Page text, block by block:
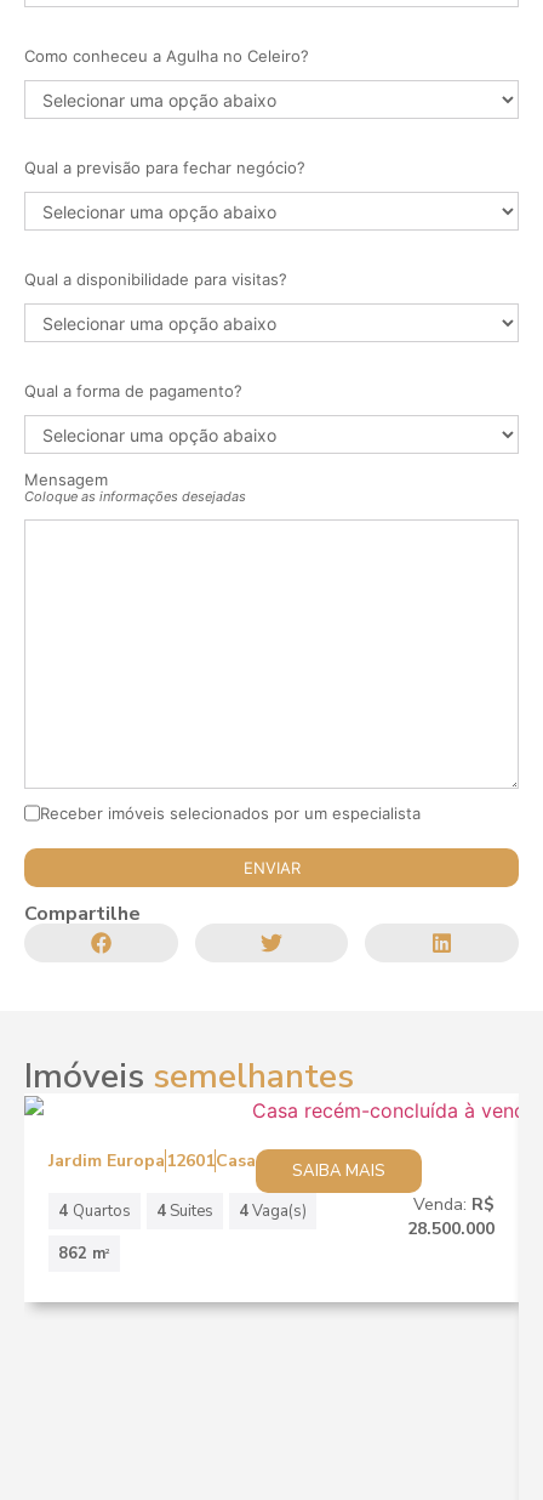
Como conheceu a Agulha no Celeiro?
Qual a previsão para fechar negócio?
Qual a disponibilidade para visitas?
Qual a forma de pagamento?
Mensagem
Coloque as informações desejadas
Receber imóveis selecionados por um especialista
Compartilhe
Imóveis semelhantes
Jardim Europa 12601Casa
SAIBA MAIS
4 Quartos 4 Suites 4Vaga(s)
862 m2
Venda: R$
28.500.000